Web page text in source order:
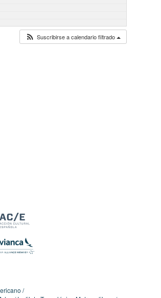
Suscribirse a calendario filtrado